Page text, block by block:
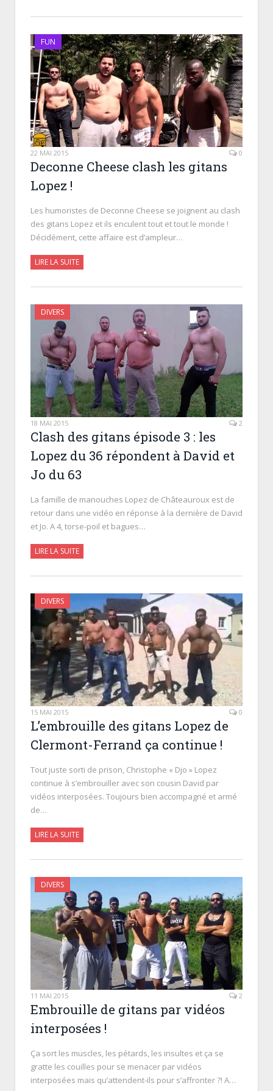
FUN
22 MAI 2015 0
Deconne Cheese clash les gitans
Lopez !
Les humoristes de Deconne Cheese se joignent au clash
des gitans Lopez et ils enculent tout et tout le monde !
Décidément, cette affaire est d’ampleur…
LIRE LA SUITE
DIVERS
18 MAI 2015 2
Clash des gitans épisode 3 : les
Lopez du 36 répondent à David et
Jo du 63
La famille de manouches Lopez de Châteauroux est de
retour dans une vidéo en réponse à la dernière de David
et Jo. A 4, torse-poil et bagues…
LIRE LA SUITE
DIVERS
15 MAI 2015 0
L’embrouille des gitans Lopez de
Clermont-Ferrand ça continue !
Tout juste sorti de prison, Christophe « Djo » Lopez
continue à s’embrouiller avec son cousin David par
vidéos interposées. Toujours bien accompagné et armé
de…
LIRE LA SUITE
DIVERS
11 MAI 2015 2
Embrouille de gitans par vidéos
interposées !
Ça sort les muscles, les pétards, les insultes et ça se
gratte les couilles pour se menacer par vidéos
interposées mais qu’attendent-ils pour s’affronter ?! A…